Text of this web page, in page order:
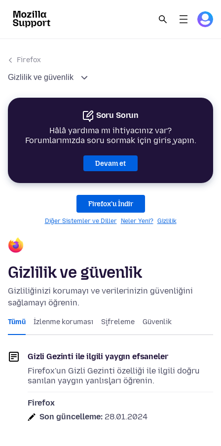
Firefox
Gizlilik ve güvenlik
Soru Sorun
Hâlâ yardıma mı ihtiyacınız var?
Forumlarımızda soru sormak için giriş yapın.
Devam et
Firefox'u İndir
Diğer Sistemler ve Diller Neler Yeni? Gizlilik
Gizlilik ve güvenlik
Gizliliğinizi korumayı ve verilerinizin güvenliğini
sağlamayı öğrenin.
Tümü İzlenme koruması Şifreleme Güvenlik
Gizli Gezinti ile ilgili yaygın efsaneler
Firefox'un Gizli Gezinti özelliği ile ilgili doğru
sanılan yaygın yanlışları öğrenin.
Firefox
Son güncelleme: 28.01.2024